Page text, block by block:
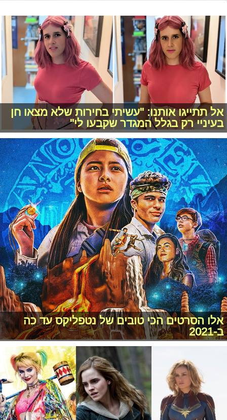
אל תתייגו אותנו: "עשיתי בחירות שלא מצאו חן
בעיניי רק בגלל המגדר שקבעו לי"
אלו הסרטים הכי טובים של נטפליקס עד כה
ב-2021